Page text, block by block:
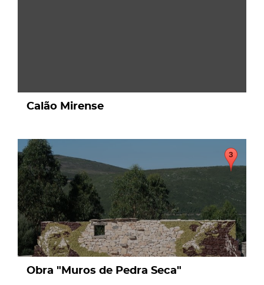
Calão Mirense
page
Obra "Muros de Pedra Seca"